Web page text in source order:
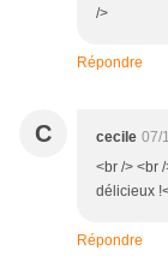
/>
Répondre
C cecile 07/
<br /> <br
délicieux
Répondre